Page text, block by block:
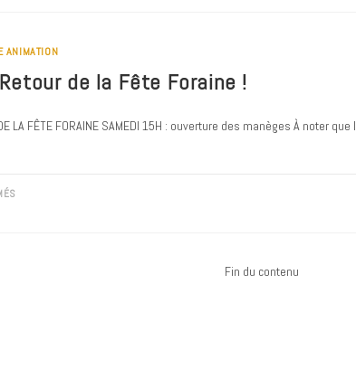
ANIMATION
de la Fête Foraine !
DE LA FÊTE FORAINE SAMEDI 15H : ouverture des manèges À noter
Fin du contenu